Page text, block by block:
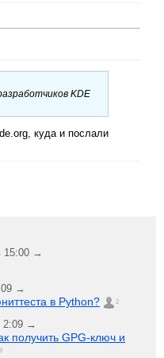
KDE
куда и послали
15:00 →
→
в Python? 2
2:09 →
получить GPG-ключ и
6